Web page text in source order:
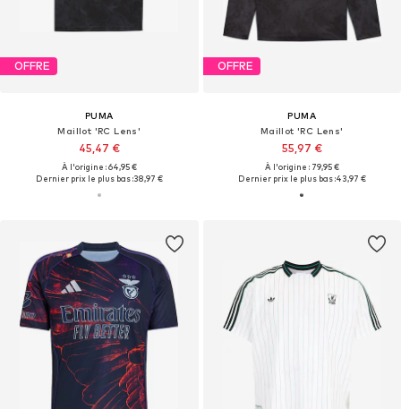
OFFRE
PUMA
Maillot 'RC Lens'
45,47 €
À l'origine : 64,95 €
Dernier prix le plus bas :38,97 €
OFFRE
PUMA
Maillot 'RC Lens'
55,97 €
À l'origine : 79,95 €
Dernier prix le plus bas :43,97 €